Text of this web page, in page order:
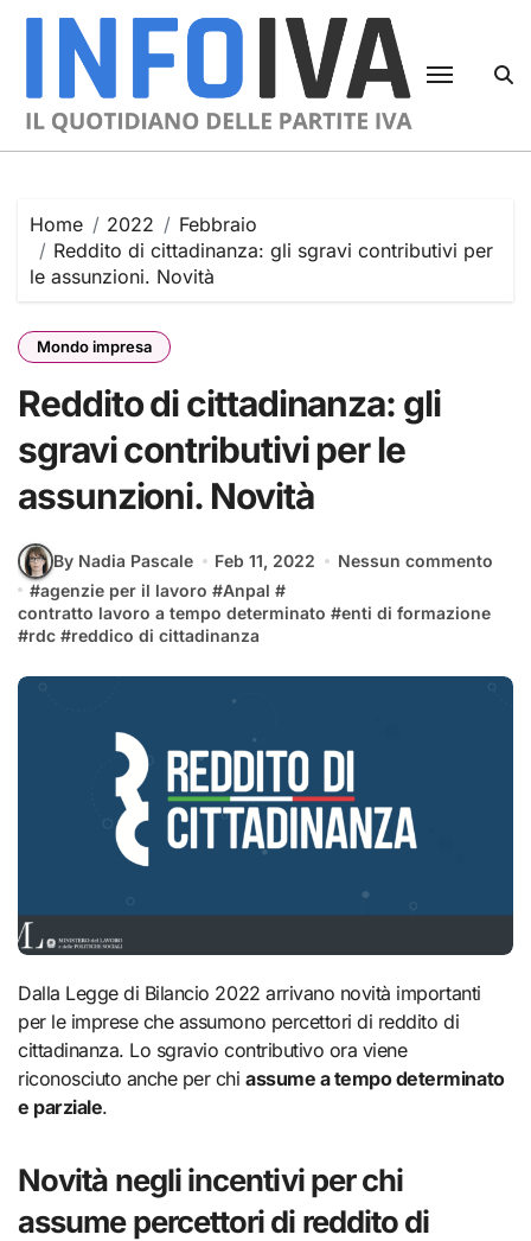
Skip
Home 2022
Febbraio
Reddito di cittadinanza: gli sgravi contributivi per
le assunzioni. Novità
Mondo impresa
Reddito di cittadinanza: gli
sgravi contributivi per le
assunzioni. Novità
By Nadia Pascale Feb 11, 2022
Nessun commento
#agenzie per il lavoro #Anpal #
contratto lavoro a tempo determinato #enti di formazione
#rdc #reddico di cittadinanza
Dalla Legge di Bilancio 2022 arrivano novità importanti
per le imprese che assumono percettori di reddito di
cittadinanza. Lo sgravio contributivo ora viene
riconosciuto anche per chiassume a tempo determinato
e parziale.
Novità negli incentivi per chi
assume percettori di reddito di